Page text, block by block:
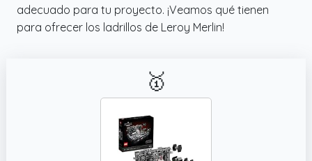
adecuado para tu proyecto. ¡Veamos qué tienen
para ofrecer los ladrillos de Leroy Merlin!
🥇